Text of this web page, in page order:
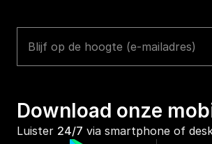
Download onze
Luister 24/7 via smartphone of